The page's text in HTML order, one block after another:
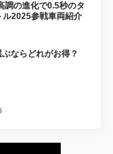
調の進化で0.5秒のタ
ル2025参戦車両紹介
ならどれがお得？